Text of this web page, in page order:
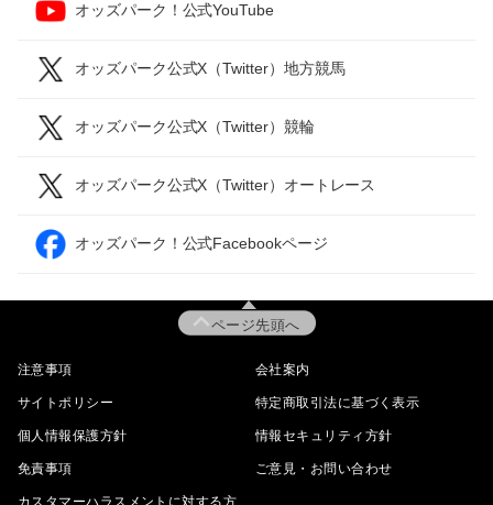
オッズパーク！公式YouTube
オッズパーク公式X（Twitter）地方競馬
オッズパーク公式X（Twitter）競輪
オッズパーク公式X（Twitter）オートレース
オッズパーク！公式Facebookページ
ページ先頭へ
注意事項 会社案内
サイトポリシー 特定商取引法に基づく表示
個人情報保護方針 情報セキュリティ方針
免責事項 ご意見・お問い合わせ
カスタマーハラスメントに対する方